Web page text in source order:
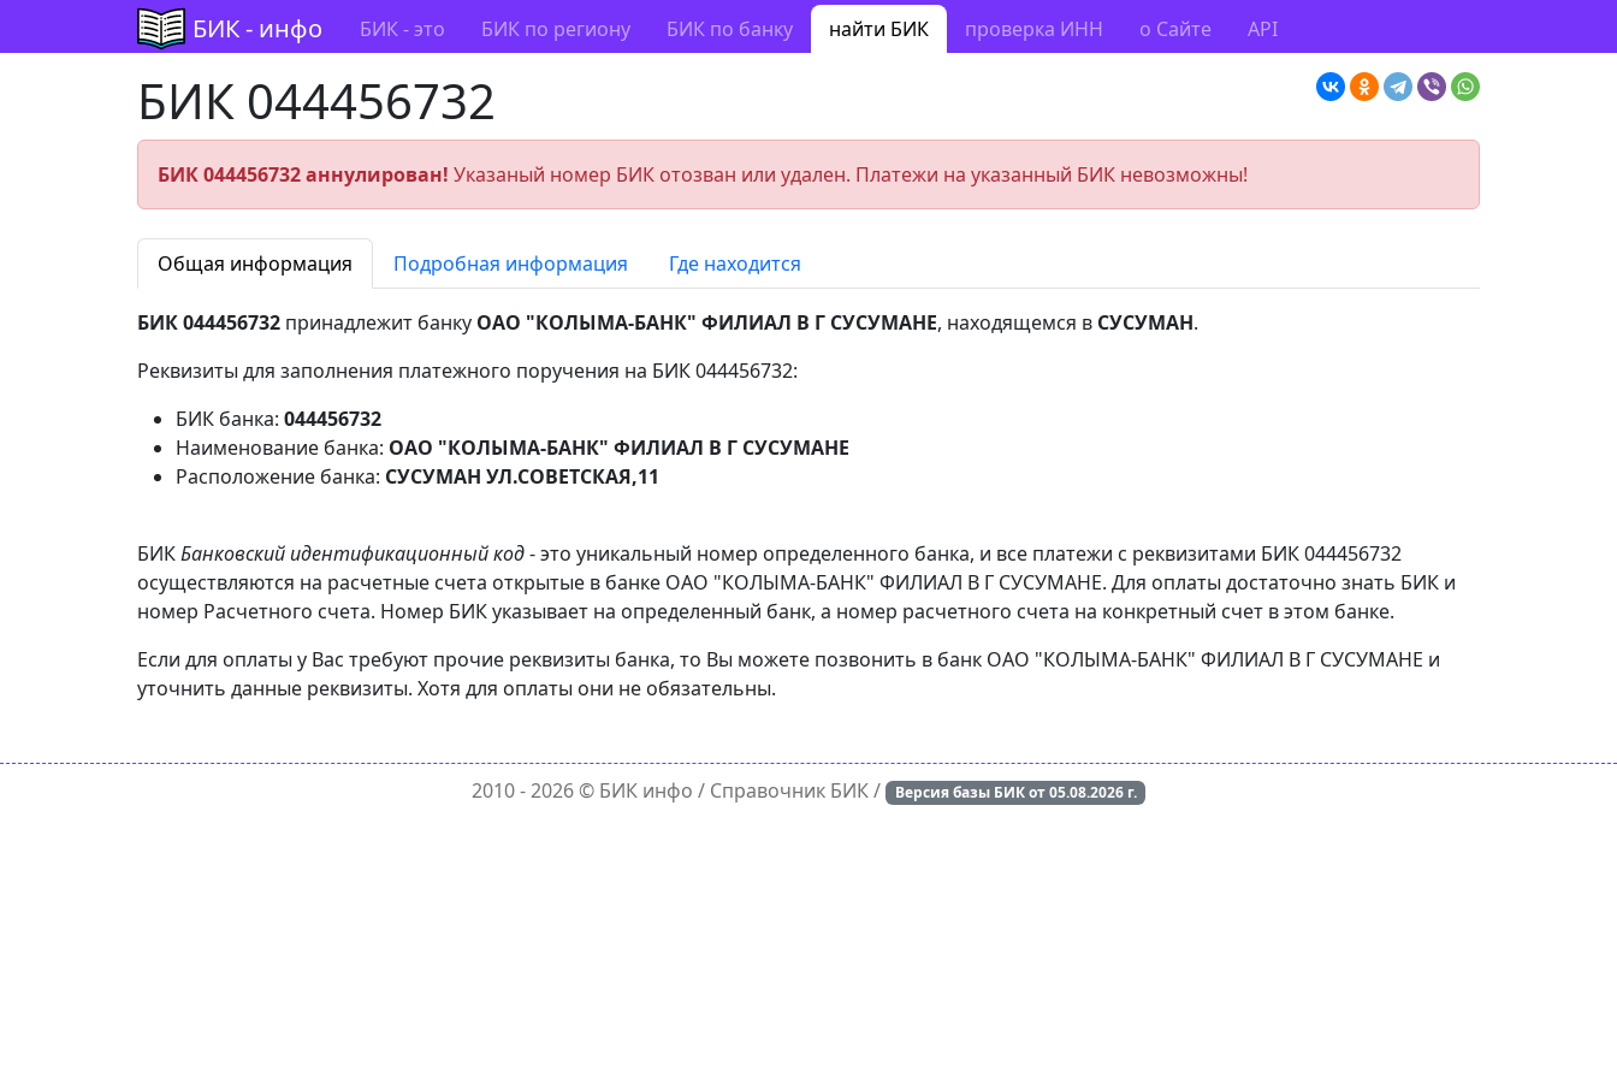
БИК - инфо БИК - это БИК по региону БИК по банку найти БИК проверка ИНН о Сайте API
БИК 044456732
БИК 044456732 аннулирован! Указаный номер БИК отозван или удален. Платежи на указанный БИК невозможны!
Общая информация Подробная информация Где находится
БИК 044456732 принадлежит банку ОАО "КОЛЫМА-БАНК" ФИЛИАЛ В Г СУСУМАНЕ, находящемся в СУСУМАН.
Реквизиты для заполнения платежного поручения на БИК 044456732:
БИК банка: 044456732
Наименование банка: ОАО "КОЛЫМА-БАНК" ФИЛИАЛ В Г СУСУМАНЕ
Расположение банка: СУСУМАН УЛ.СОВЕТСКАЯ,11
БИКБанковский идентификационный код- это уникальный номер определенного банка, и все платежи с реквизитами БИК 044456732
осуществляются на расчетные счета открытые в банке ОАО "КОЛЫМА-БАНК" ФИЛИАЛ В Г СУСУМАНЕ. Для оплаты достаточно знать БИК и
номер Расчетного счета. Номер БИК указывает на определенный банк, а номер расчетного счета на конкретный счет в этом банке.
Если для оплаты у Вас требуют прочие реквизиты банка, то Вы можете позвонить в банк ОАО "КОЛЫМА-БАНК" ФИЛИАЛ В Г СУСУМАНЕ и
уточнить данные реквизиты. Хотя для оплаты они не обязательны.
2010 - 2026 © БИК инфо / Справочник БИК / Версия базы БИК от05.08.2026г.